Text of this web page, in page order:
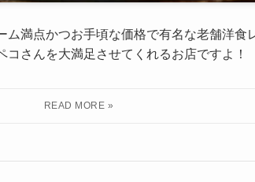
満点かつお手頃な価格で有名な老舗洋食
さんを大満足させてくれるお店ですよ！